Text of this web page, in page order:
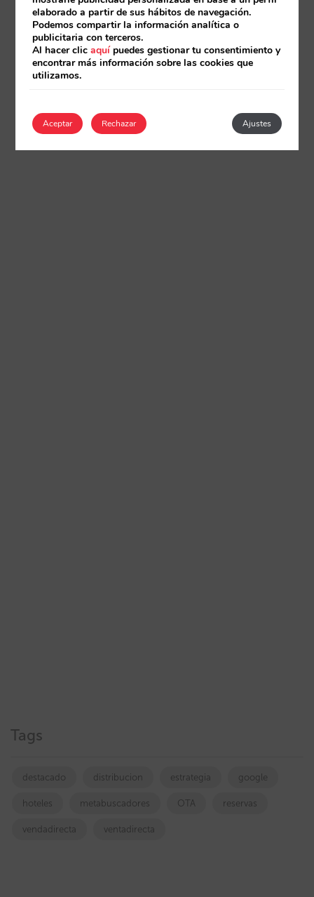
Tags
destacado distribucion estrategia google
hoteles metabuscadores OTA reservas
vendadirecta ventadirecta
elaborado a partir de sus hábitos de navegación.
Podemos compartir la información analítica o
publicitaria con terceros.
Al hacer clicaquípuedes gestionar tu consentimiento y
encontrar más información sobre las cookies que
utilizamos.
Aceptar Ajustes
Rechazar